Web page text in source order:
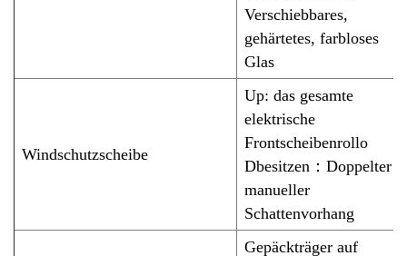
Verschiebbares,
gehärtetes, farbloses
Glas
Windschutzscheibe
Up: das gesamte
elektrische
Frontscheibenrollo
Dbesitzen ： Doppelter
manueller
Schattenvorhang
Gepäckträger auf